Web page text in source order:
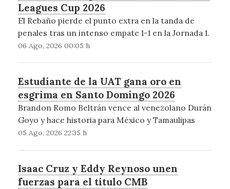
Leagues Cup 2026
El Rebaño pierde el punto extra en la tanda de
penales tras un intenso empate 1-1 en la Jornada 1.
06 Ago, 2026 00:05 h
Estudiante de la UAT gana oro en
esgrima en Santo Domingo 2026
Brandon Romo Beltrán vence al venezolano Durán
Goyo y hace historia para México y Tamaulipas
05 Ago, 2026 22:35 h
Isaac Cruz y Eddy Reynoso unen
fuerzas para el título CMB